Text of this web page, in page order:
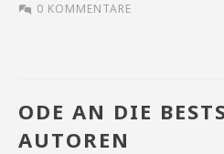
0 KOMMENTARE
ODE AN DIE
AUTOREN